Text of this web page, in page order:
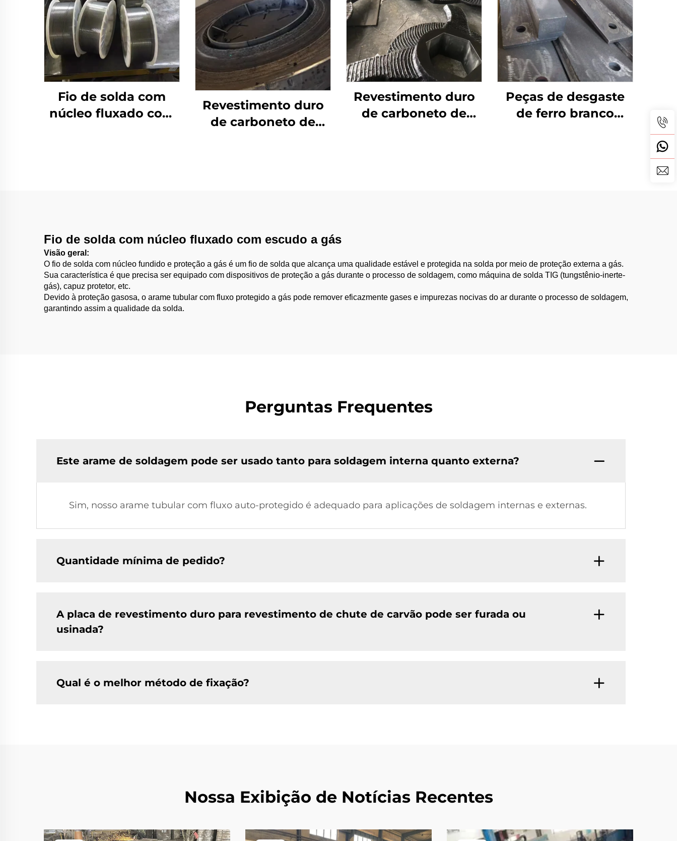
Fio de solda com
núcleo fluxado com
Revestimento duro
de carboneto de
Revestimento duro
de carboneto de
Peças de desgaste
de ferro branco
Fio de solda com núcleo fluxado com escudo a gás
Visão geral:
O fio de solda com núcleo fundido e proteção a gás é um fio de solda que alcança uma qualidade estável e protegida na solda por meio de proteção externa a gás.
Sua característica é que precisa ser equipado com dispositivos de proteção a gás durante o processo de soldagem, como máquina de solda TIG (tungstênio-inerte-
gás), capuz protetor, etc.
Devido à proteção gasosa, o arame tubular com fluxo protegido a gás pode remover eficazmente gases e impurezas nocivas do ar durante o processo de soldagem,
garantindo assim a qualidade da solda.
Perguntas Frequentes
Este arame de soldagem pode ser usado tanto para soldagem interna quanto externa?
Sim, nosso arame tubular com fluxo auto-protegido é adequado para aplicações de soldagem internas e externas.
Quantidade mínima de pedido?
A placa de revestimento duro para revestimento de chute de carvão pode ser furada ou
usinada?
Qual é o melhor método de fixação?
Nossa Exibição de Notícias Recentes